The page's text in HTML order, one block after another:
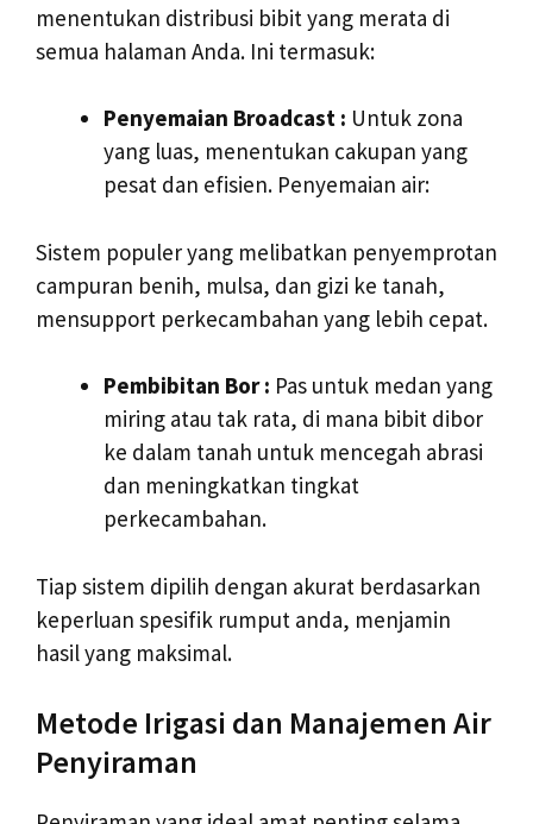
menentukan distribusi bibit yang merata di
semua halaman Anda. Ini termasuk:
Penyemaian Broadcast : Untuk zona
yang luas, menentukan cakupan yang
pesat dan efisien. Penyemaian air:
Sistem populer yang melibatkan penyemprotan
campuran benih, mulsa, dan gizi ke tanah,
mensupport perkecambahan yang lebih cepat.
Pembibitan Bor : Pas untuk medan yang
miring atau tak rata, di mana bibit dibor
ke dalam tanah untuk mencegah abrasi
dan meningkatkan tingkat
perkecambahan.
Tiap sistem dipilih dengan akurat berdasarkan
keperluan spesifik rumput anda, menjamin
hasil yang maksimal.
Metode Irigasi dan Manajemen Air
Penyiraman